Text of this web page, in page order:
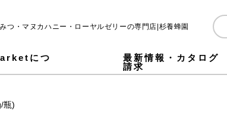
つ・マヌカハニー・ローヤルゼリーの専門店|杉養蜂園
みつ ALL
プ
ノ プロテイン
酵ローヤルゼリードリンク
&グルコサミン・ローヤルゼリー
レン)
フト
つギフト
ギフト
ギフト
)とは?
つ文化
みつレシピ
はちみつ非常食のススメ
エネルギー源・はちみつスティックタイプ
につ
最新情報・カタログ
請求
お知らせ
はちみつレシピ
メールマガジン登録
店舗・催事情報
SNS
瓶)